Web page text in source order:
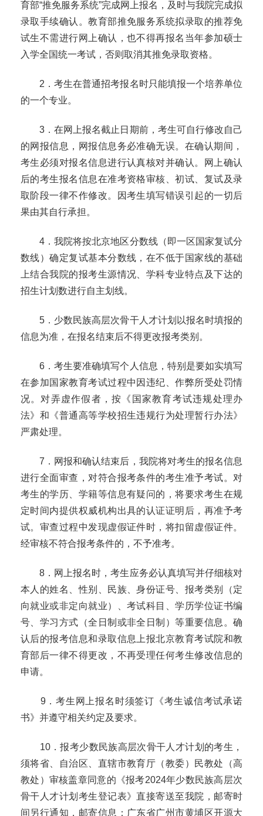
育部“推免服务系统”完成网上报名，及时与我院完成拟
录取手续确认。教育部推免服务系统拟录取的推荐免
试生不需进行网上确认，也不得再报名当年参加硕士
入学全国统一考试，否则取消其推免录取资格。
2 ．考生在普通招考报名时只能填报一个培养单位
的一个专业。
3 ．在网上报名截止日期前，考生可自行修改自己
的网报信息，网报信息务必准确无误。在确认期间，
考生必须对报名信息进行认真核对并确认。网上确认
后的考生报名信息在准考资格审核、初试、复试及录
取阶段一律不作修改。因考生填写错误引起的一切后
果由其自行承担。
4 ．我院将按北京地区分数线（即一区国家复试分
数线）确定复试基本分数线，在不低于国家线的基础
上结合我院的报考生源情况、学科专业特点及下达的
招生计划数进行自主划线。
5 ．少数民族高层次骨干人才计划以报名时填报的
信息为准，在报名结束后不得更改报考类别。
6 ．考生要准确填写个人信息，特别是要如实填写
在参加国家教育考试过程中因违纪、作弊所受处罚情
况。对弄虚作假者，按《国家教育考试违规处理办
法》和《普通高等学校招生违规行为处理暂行办法》
严肃处理。
7 ．网报和确认结束后，我院将对考生的报名信息
进行全面审查，对符合报考条件的考生准予考试。对
考生的学历、学籍等信息有疑问的，将要求考生在规
定时间内提供权威机构出具的认证证明后，再准予考
试。审查过程中发现虚假证件时，将扣留虚假证件。
经审核不符合报考条件的，不予准考。
8 ．网上报名时，考生应务必认真填写并仔细核对
本人的姓名、性别、民族、身份证号、报考类别（定
向就业或非定向就业）、考试科目、学历学位证书编
号、学习方式（全日制或非全日制）等重要信息。确
认后的报考信息和录取信息上报北京教育考试院和教
育部后一律不得更改，不再受理任何考生修改信息的
申请。
9．考生网上报名时须签订《考生诚信考试承诺
书》并遵守相关约定及要求。
10．报考少数民族高层次骨干人才计划的考生，
须将省、自治区、直辖市教育厅（教委）民教处（高
教处）审核盖章同意的《报考2024年少数民族高层次
骨干人才计划考生登记表》直接寄送至我院，邮寄时
间另行通知，邮寄信息：广东省广州市黄埔区开源大